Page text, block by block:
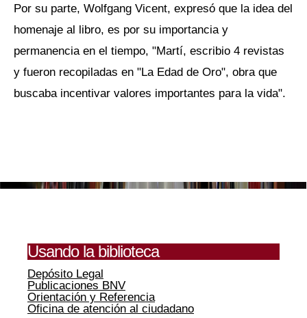
Por su parte, Wolfgang Vicent, expresó que la idea del
homenaje al libro, es por su importancia y
permanencia en el tiempo, "Martí, escribio 4 revistas
y fueron recopiladas en "La Edad de Oro", obra que
buscaba incentivar valores importantes para la vida".
Usando la biblioteca
Depósito Legal
Publicaciones BNV
Orientación y Referencia
Oficina de atención al ciudadano